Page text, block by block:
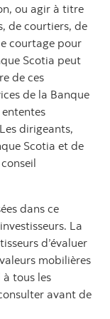
ou agir à titre
de courtiers, de
courtage pour
Scotia peut
de ces
de la Banque
dirigeants,
Scotia et de
dans ce
La
d’évaluer
mobilières
tous les
avant de